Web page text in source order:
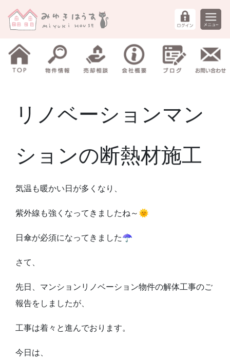
リノベーションマン
ションの断熱材施工
気温も暖かい日が多くなり、
紫外線も強くなってきましたね～🌞
日傘が必須になってきました☂
さて、
先日、マンションリノベーション物件の解体工事のご
報告をしましたが、
工事は着々と進んでおります。
今日は、